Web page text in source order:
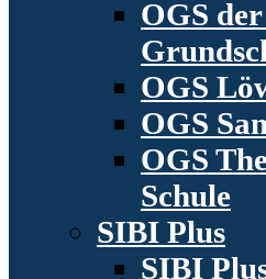
OGS
OGS
OGS
OGS
Schule
SIBI Plus
SIBI